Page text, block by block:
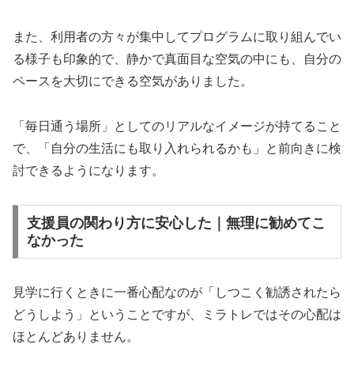
また、利用者の方々が集中してプログラムに取り組んでい
る様子も印象的で、静かで真面目な空気の中にも、自分の
ペースを大切にできる空気がありました。
「毎日通う場所」としてのリアルなイメージが持てること
で、「自分の生活にも取り入れられるかも」と前向きに検
討できるようになります。
支援員の関わり方に安心した｜無理に勧めてこ
なかった
見学に行くときに一番心配なのが「しつこく勧誘されたら
どうしよう」ということですが、ミラトレではその心配は
ほとんどありません。